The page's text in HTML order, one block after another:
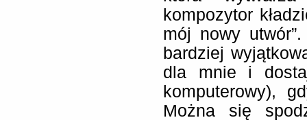
kompozytor
mój nowy
bardziej
dla mnie i
komputerowy),
Można się